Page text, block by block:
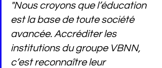
"Nous croyons que l’éducation
est la base de toute société
avancée. Accréditer les
institutions du groupe VBNN,
c’est reconnaître leur